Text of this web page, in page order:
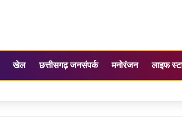
खेल छत्तीसगढ़ जनसंपर्क मनोरंजन लाइफ